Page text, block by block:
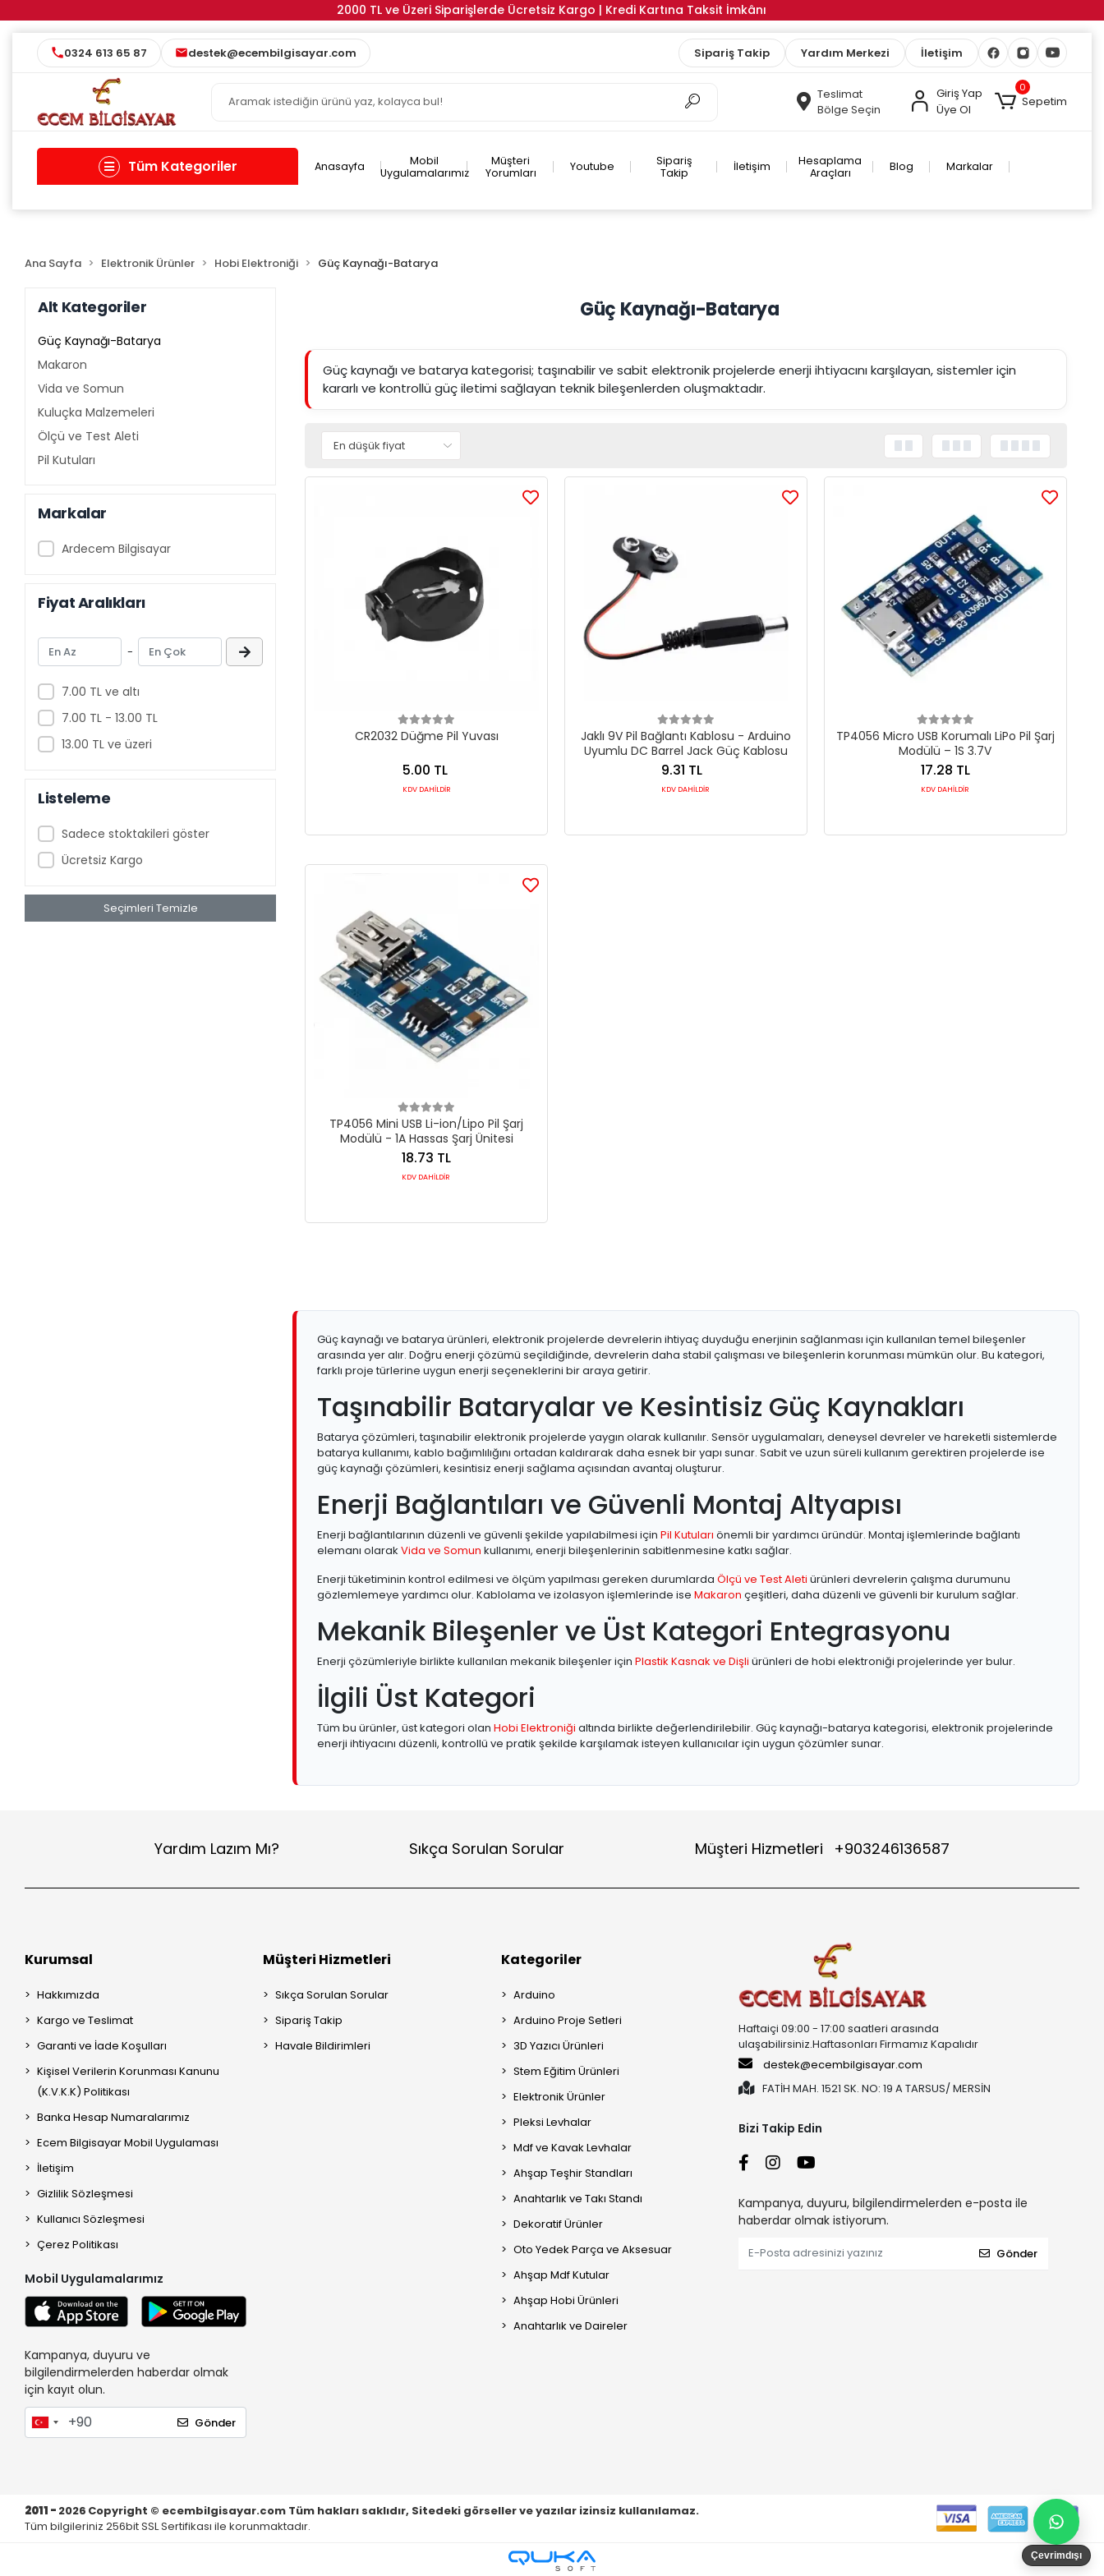
2000 TL ve Üzeri Siparişlerde Ücretsiz Kargo | Kredi Kartına Taksit İmkânı
0324 613 65 87 destek@ecembilgisayar.com Sipariş Takip Yardım Merkezi İletişim
Teslimat
Bölge Seçin
Giriş Yap
Üye Ol
0
Sepetim
Tüm Kategoriler Anasayfa
Mobil
Uygulamalarımız
Müşteri
Yorumları
Youtube
Sipariş
Takip
İletişim
Hesaplama
Araçları
Blog Markalar
Ana Sayfa Elektronik Ürünler Hobi Elektroniği Güç Kaynağı-Batarya
Alt Kategoriler
Güç Kaynağı-Batarya
Makaron
Vida ve Somun
Kuluçka Malzemeleri
Ölçü ve Test Aleti
Pil Kutuları
Markalar
Ardecem Bilgisayar
Fiyat Aralıkları
-
7.00 TL ve altı
7.00 TL - 13.00 TL
13.00 TL ve üzeri
Listeleme
Sadece stoktakileri göster
Ücretsiz Kargo
Seçimleri Temizle
Güç Kaynağı-Batarya
Güç kaynağı ve batarya kategorisi; taşınabilir ve sabit elektronik projelerde enerji ihtiyacını karşılayan, sistemler için
kararlı ve kontrollü güç iletimi sağlayan teknik bileşenlerden oluşmaktadır.
CR2032 Düğme Pil Yuvası
5.00 TL
KDV DAHİLDİR
Jaklı 9V Pil Bağlantı Kablosu - Arduino
Uyumlu DC Barrel Jack Güç Kablosu
9.31 TL
KDV DAHİLDİR
TP4056 Micro USB Korumalı LiPo Pil Şarj
Modülü – 1S 3.7V
17.28 TL
KDV DAHİLDİR
TP4056 Mini USB Li-ion/Lipo Pil Şarj
Modülü - 1A Hassas Şarj Ünitesi
18.73 TL
KDV DAHİLDİR
Güç kaynağı ve batarya ürünleri, elektronik projelerde devrelerin ihtiyaç duyduğu enerjinin sağlanması için kullanılan temel bileşenler
arasında yer alır. Doğru enerji çözümü seçildiğinde, devrelerin daha stabil çalışması ve bileşenlerin korunması mümkün olur. Bu kategori,
farklı proje türlerine uygun enerji seçeneklerini bir araya getirir.
Taşınabilir Bataryalar ve Kesintisiz Güç Kaynakları
Batarya çözümleri, taşınabilir elektronik projelerde yaygın olarak kullanılır. Sensör uygulamaları, deneysel devreler ve hareketli sistemlerde
batarya kullanımı, kablo bağımlılığını ortadan kaldırarak daha esnek bir yapı sunar. Sabit ve uzun süreli kullanım gerektiren projelerde ise
güç kaynağı çözümleri, kesintisiz enerji sağlama açısından avantaj oluşturur.
Enerji Bağlantıları ve Güvenli Montaj Altyapısı
Enerji bağlantılarının düzenli ve güvenli şekilde yapılabilmesi içinPil Kutuları önemli bir yardımcı üründür. Montaj işlemlerinde bağlantı
elemanı olarakVida ve Somun kullanımı, enerji bileşenlerinin sabitlenmesine katkı sağlar.
Enerji tüketiminin kontrol edilmesi ve ölçüm yapılması gereken durumlardaÖlçü ve Test Aleti ürünleri devrelerin çalışma durumunu
gözlemlemeye yardımcı olur. Kablolama ve izolasyon işlemlerinde iseMakaron çeşitleri, daha düzenli ve güvenli bir kurulum sağlar.
Mekanik Bileşenler ve Üst Kategori Entegrasyonu
Enerji çözümleriyle birlikte kullanılan mekanik bileşenler içinPlastik Kasnak ve Dişli ürünleri de hobi elektroniği projelerinde yer bulur.
İlgili Üst Kategori
Tüm bu ürünler, üst kategori olanHobi Elektroniği altında birlikte değerlendirilebilir. Güç kaynağı-batarya kategorisi, elektronik projelerinde
enerji ihtiyacını düzenli, kontrollü ve pratik şekilde karşılamak isteyen kullanıcılar için uygun çözümler sunar.
Yardım Lazım Mı? Sıkça Sorulan Sorular Müşteri Hizmetleri +903246136587
Kurumsal
Hakkımızda
Kargo ve Teslimat
Garanti ve İade Koşulları
Kişisel Verilerin Korunması Kanunu
(K.V.K.K) Politikası
Banka Hesap Numaralarımız
Ecem Bilgisayar Mobil Uygulaması
İletişim
Gizlilik Sözleşmesi
Kullanıcı Sözleşmesi
Çerez Politikası
Mobil Uygulamalarımız
Kampanya, duyuru ve
bilgilendirmelerden haberdar olmak
için kayıt olun.
Gönder
Müşteri Hizmetleri
Sıkça Sorulan Sorular
Sipariş Takip
Havale Bildirimleri
Kategoriler
Arduino
Arduino Proje Setleri
3D Yazıcı Ürünleri
Stem Eğitim Ürünleri
Elektronik Ürünler
Pleksi Levhalar
Mdf ve Kavak Levhalar
Ahşap Teşhir Standları
Anahtarlık ve Takı Standı
Dekoratif Ürünler
Oto Yedek Parça ve Aksesuar
Ahşap Mdf Kutular
Ahşap Hobi Ürünleri
Anahtarlık ve Daireler
Haftaiçi 09:00 - 17:00 saatleri arasında
ulaşabilirsiniz.Haftasonları Firmamız Kapalıdır
destek@ecembilgisayar.com
FATİH MAH. 1521 SK. NO: 19 A TARSUS/ MERSİN
Bizi Takip Edin
Kampanya, duyuru, bilgilendirmelerden e-posta ile
haberdar olmak istiyorum.
Gönder
2011 - 2026 Copyright © ecembilgisayar.com Tüm hakları saklıdır, Sitedeki görseller ve yazılar izinsiz kullanılamaz.
Tüm bilgileriniz 256bit SSL Sertifikası ile korunmaktadır.
Çevrimdışı